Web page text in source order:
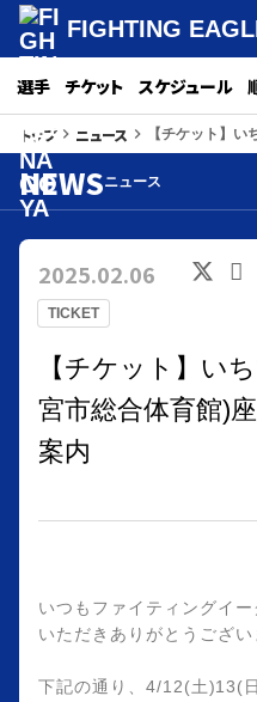
FIGHTING
選手 チケット スケジュール
トップkeyboard_arrow_right ニュース keyboard_arrow_right 【チケット】
NEWSニュース
TICKET
2025.02.06
【チケット】い
宮市総合体育館)
案内
いつもファイティングイ
いただきありがとうござい
下記の通り、4/12(土)13(